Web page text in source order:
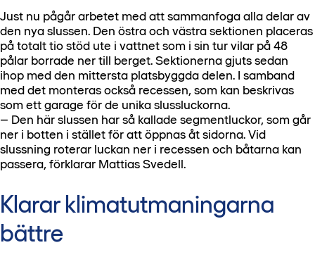
Just nu pågår arbetet med att sammanfoga alla delar av
den nya slussen. Den östra och västra sektionen placeras
på totalt tio stöd ute i vattnet som i sin tur vilar på 48
pålar borrade ner till berget. Sektionerna gjuts sedan
ihop med den mittersta platsbyggda delen. I samband
med det monteras också recessen, som kan beskrivas
som ett garage för de unika slussluckorna.
– Den här slussen har så kallade segmentluckor, som går
ner i botten i stället för att öppnas åt sidorna. Vid
slussning roterar luckan ner i recessen och båtarna kan
passera, förklarar Mattias Svedell.
Klarar klimatutmaningarna
bättre